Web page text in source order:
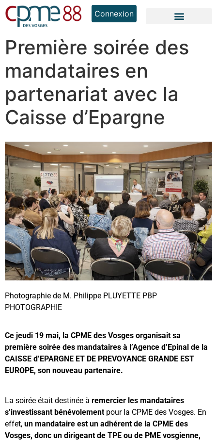
Connexion
Première soirée des
mandataires en
partenariat avec la
Caisse d’Epargne
Photographie de M. Philippe PLUYETTE PBP
PHOTOGRAPHIE
Ce jeudi 19 mai, la CPME des Vosges organisait sa
première soirée des mandataires à l’Agence d’Epinal de la
CAISSE d’EPARGNE ET DE PREVOYANCE GRANDE EST
EUROPE, son nouveau partenaire.
La soirée était destinée à remercier les mandataires
s’investissant bénévolement pour la CPME des Vosges. En
effet, un mandataire est un adhérent de la CPME des
Vosges, donc un dirigeant de TPE ou de PME vosgienne,